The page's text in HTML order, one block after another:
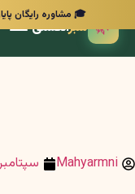
🎓 مشاوره رایگان
🌿 سبزانگشتی
Mahyarmni سپتامبر 15,